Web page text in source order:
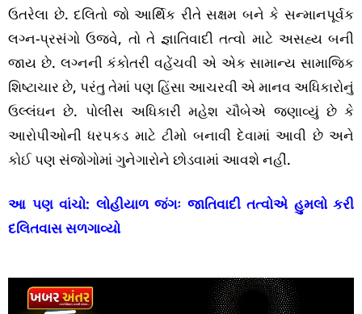
ઉતરેલા છે. દલિતો જો આર્થિક રીતે સક્ષમ બને કે સન્માનપૂર્વક
લગ્ન-પ્રસંગો ઉજવે, તો તે જ્ઞાતિવાદી તત્વો માટે અસહ્ય બની
જાય છે. લગ્નની કંકોતરી વહેંચવી એ એક સામાન્ય સામાજિક
શિષ્ટાચાર છે, પરંતુ તેમાં પણ હિંસા આચરવી એ માનવ અધિકારોનું
ઉલ્લંઘન છે. પોલીસ અધિકારી મહેશ ચૌબેએ જણાવ્યું છે કે
આરોપીઓની ધરપકડ માટે ટીમો બનાવી દેવામાં આવી છે અને
કોઈ પણ સંજોગોમાં ગુનેગારોને છોડવામાં આવશે નહીં.
આ પણ વાંચો: લોહીયાળ જંગઃ જાતિવાદી તત્વોએ હુમલો કરી
દલિતવાસ સળગાવ્યો